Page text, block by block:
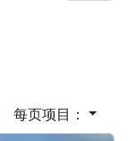
每页项目：